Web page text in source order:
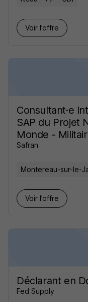
Voir l’offre
Consultant·e
SAP du Projet
Monde -
Safran
Montereau-sur-le-
Voir l’offre
Déclarant en
Fed Supply